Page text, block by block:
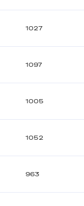
1027
1097
1005
1052
963